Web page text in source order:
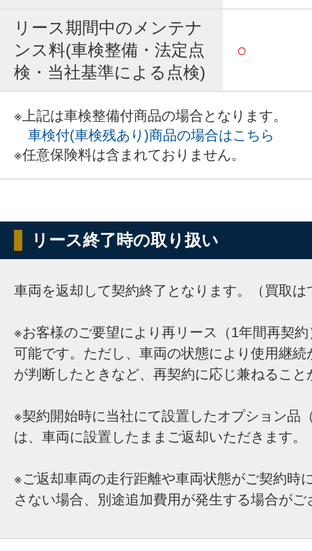
リース期間中のメンテナ
ンス料(車検整備・法定点
検・当社基準による点検)
○
※上記は車検整備付商品の場合となります。
車検付(車検残あり)商品の場合はこちら
※任意保険料は含まれておりません。
リース終了時の取り扱い
車両を返却して契約終了となります。（買取は
※お客様のご要望により再リース（1年間再契
可能です。ただし、車両の状態により使用継続
が判断したときなど、再契約に応じ兼ねること
※契約開始時に当社にて設置したオプション品
は、車両に設置したままご返却いただきます。
※ご返却車両の走行距離や車両状態がご契約時
さない場合、別途追加費用が発生する場合がご